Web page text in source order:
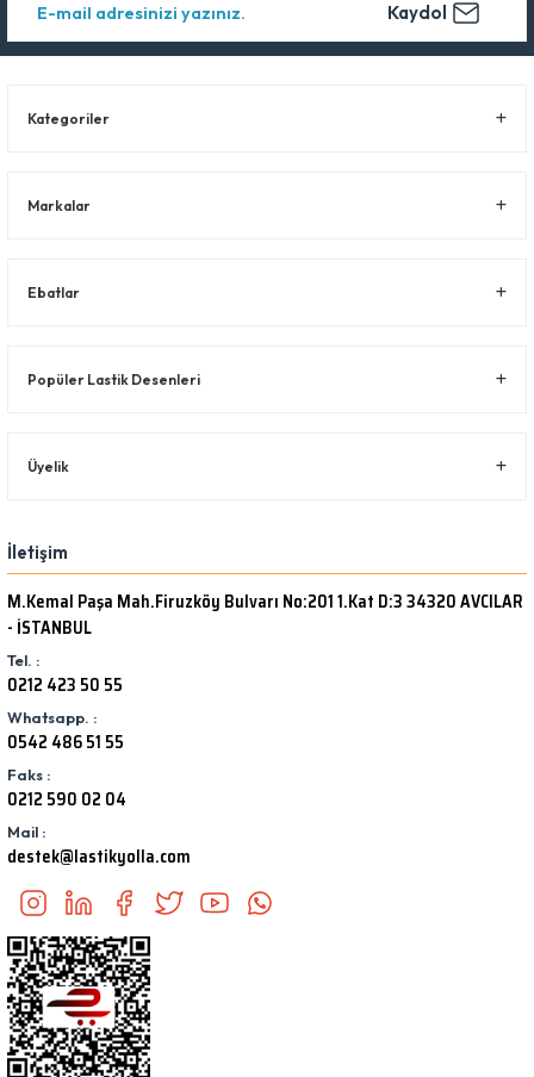
Kaydol
Kategoriler
Markalar
Ebatlar
Popüler Lastik Desenleri
Üyelik
İletişim
M.Kemal Paşa Mah.Firuzköy Bulvarı No:201 1.Kat D:3 34320 AVCILAR
- İSTANBUL
Tel. :
0212 423 50 55
Whatsapp. :
0542 486 51 55
Faks :
0212 590 02 04
Mail :
destek@lastikyolla.com